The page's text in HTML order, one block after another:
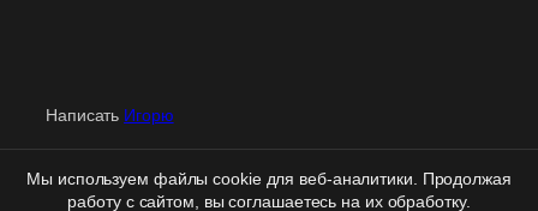
Мы используем файлы cookie для веб-аналитики. Продолжая
работу с сайтом, вы соглашаетесь на их обработку.
Написать Игорю
Персональная поддержка | Вход для клиентов
Политика конфиденциальности
Правовая информация